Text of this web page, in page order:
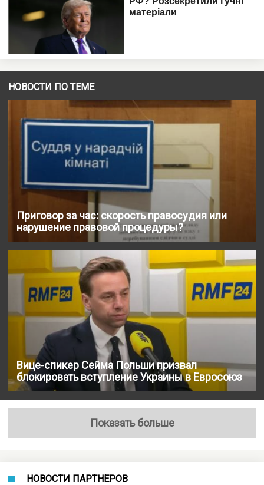
НОВОСТИ ПО ТЕМЕ
Приговор за час: скорость правосудия или
нарушение правовой процедуры?
Вице-спикер Сейма Польши призвал
блокировать вступление Украины в Евросоюз
Показать больше
НОВОСТИ ПАРТНЕРОВ